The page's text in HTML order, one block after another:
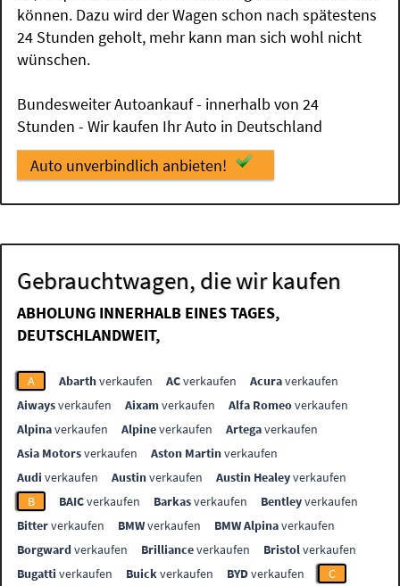
können. Dazu wird der Wagen schon nach spätestens
24 Stunden geholt, mehr kann man sich wohl nicht
wünschen.
Bundesweiter Autoankauf - innerhalb von 24
Stunden - Wir kaufen Ihr Auto in Deutschland
Auto unverbindlich anbieten!
Gebrauchtwagen, die wir kaufen
ABHOLUNG INNERHALB EINES TAGES,
DEUTSCHLANDWEIT,
A Abarthverkaufen ACverkaufen Acuraverkaufen
Aiwaysverkaufen Aixamverkaufen Alfa Romeoverkaufen
Alpinaverkaufen Alpineverkaufen Artegaverkaufen
Asia Motorsverkaufen Aston Martinverkaufen
Audi verkaufen Austinverkaufen Austin Healeyverkaufen
B
BAICverkaufen Barkasverkaufen Bentleyverkaufen
Bitterverkaufen BMWverkaufen BMW Alpinaverkaufen
Borgwardverkaufen Brillianceverkaufen Bristolverkaufen
Bugatti verkaufen Buickverkaufen BYDverkaufen C